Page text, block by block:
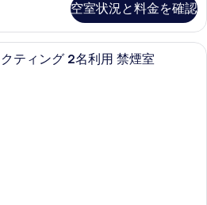
空室状況と料金を確認
ティング 2名利用 禁煙室